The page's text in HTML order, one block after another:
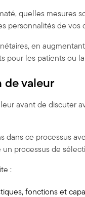
quelles mesures
personnalités de
en
pour les patients ou
de valeur
avant de discuter
dans ce processus
processus de
:
fonctions et